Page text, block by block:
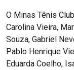
O Minas Tênis
Carolina Vieira,
Souza, Gabriel
Pablo Henrique
Eduarda Coelho,